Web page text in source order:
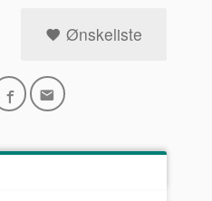
Ønskeliste